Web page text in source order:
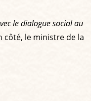
le dialogue social au
côté, le ministre de la